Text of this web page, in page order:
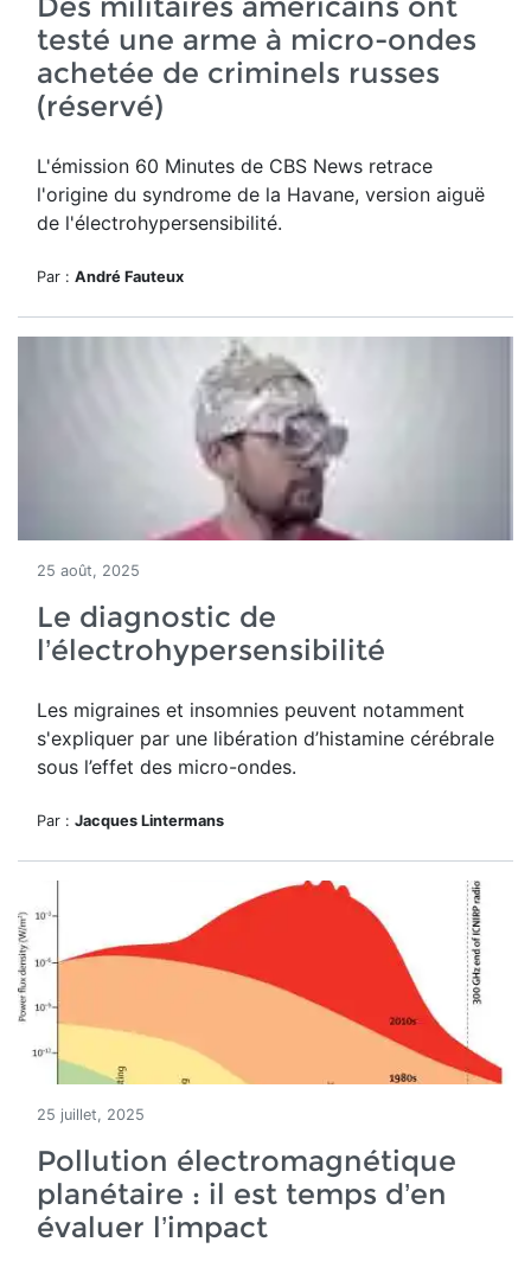
testé une arme à micro-ondes
achetée de criminels russes
(réservé)
L'émission 60 Minutes de CBS News retrace
l'origine du syndrome de la Havane, version aiguë
de l'électrohypersensibilité.
Par : André Fauteux
25 août, 2025
Le diagnostic de
l’électrohypersensibilité
Les migraines et insomnies peuvent notamment
s'expliquer par une libération d’histamine cérébrale
sous l’effet des micro-ondes.
Par : Jacques Lintermans
25 juillet, 2025
Pollution électromagnétique
planétaire : il est temps d’en
évaluer l’impact